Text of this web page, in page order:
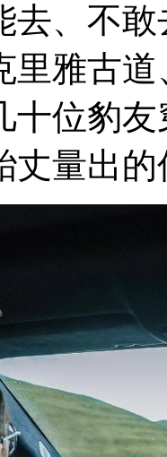
去、不
里雅古
十位豹
丈量出